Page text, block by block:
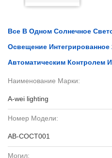
Все В Одном Солнечное
Освещение Интегрированное
Автоматическим Контролем
Наименование Марки:
A-wei lighting
Номер Модели:
АВ-СОСТ001
Могил: